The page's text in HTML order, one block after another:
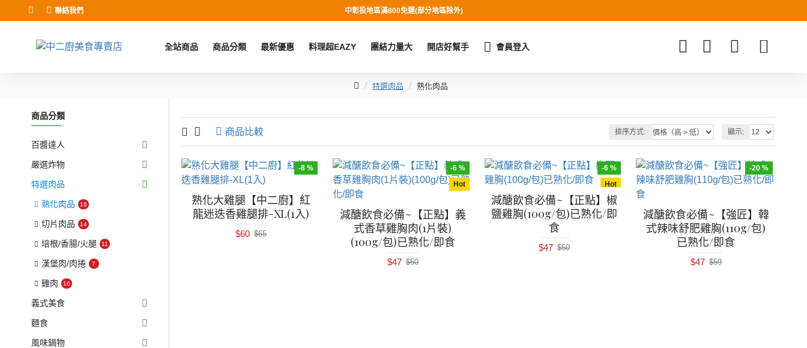
聯絡我們 中彰投地區滿800免運(部分地區除外)
全站商品 商品分類 最新優惠 料理超EAZY 團結力量大 開店好幫手 會員登入
特選肉品 熟化肉品
商品分類
百醬達人
嚴選炸物
特選肉品
熟化肉品 16
切片肉品 14
培根/香腸/火腿 11
漢堡肉/肉捲 7
雞肉 16
義式美食
麵食
風味鍋物
商品比較 排序方式: 顯示:
-8 %
熟化大雞腿【中二廚】紅
龍迷迭香雞腿排-XL(1入)
$60 $65
Hot
-6 %
減醣飲食必備~【正點】義
式香草雞胸肉(1片裝)
(100g/包)已熟化/即食
$47 $50
Hot
-6 %
減醣飲食必備~【正點】椒
鹽雞胸(100g/包)已熟化/即
食
$47 $50
-20 %
減醣飲食必備~【強匠】韓
式辣味舒肥雞胸(110g/包)
已熟化/即食
$47 $59